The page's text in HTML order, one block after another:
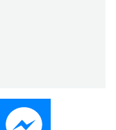
WhatsApp